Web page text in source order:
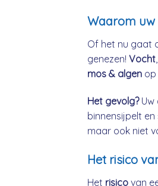
Waarom uw
Of het nu gaat
genezen! Vocht
mos & algen op
Het gevolg?Uw
binnensijpelt
maar ook niet
Het risico
Het risico van